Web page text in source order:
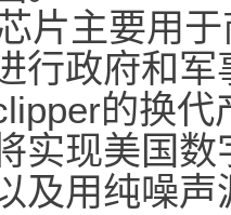
主要用于
行政府和
的换
实现美国
及用纯噪